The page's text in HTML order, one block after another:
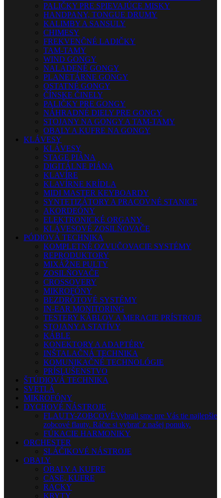
PALIČKY PRE SPIEVAJÚCE MISKY
HANDPANY, TONGUE DRUMY
KALIMBY A SANSULY
CHIMESY
FREKVENČNÉ LADIČKY
TAM-TAMY
WIND GONGY
NALADENÉ GONGY
PLANETÁRNE GONGY
OSTATNÉ GONGY
ČÍNSKE ČINELY
PALIČKY PRE GONGY
NÁHRADNÉ DIELY PRE GONGY
STOJANY NA GONGY A TAM-TAMY
OBALY A KUFRE NA GONGY
KLÁVESY
KLÁVESY
STAGE PIÁNA
DIGITÁLNE PIÁNA
KLAVÍRE
KLAVÍRNE KRÍDLA
MIDI MASTER KEYBOARDY
SYNTETIZÁTORY A PRACOVNÉ STANICE
AKORDEÓNY
ELEKTRONICKÉ ORGANY
KLÁVESOVÉ ZOSILŇOVAČE
PÓDIOVÁ TECHNIKA
KOMPLETNÉ OZVUČOVACIE SYSTÉMY
REPRODUKTORY
MIXÁŽNE PULTY
ZOSILŇOVAČE
CROSSOVERY
MIKROFÓNY
BEZDRÔTOVÉ SYSTÉMY
IN-EAR MONITORING
TESTERY KÁBLOV A MERACIE PRÍSTROJE
STOJANY A STATÍVY
KÁBLE
KONEKTORY A ADAPTÉRY
INŠTALAČNÁ TECHNIKA
KOMUNIKAČNÉ TECHNOLÓGIE
PRÍSLUŠENSTVO
ŠTÚDIOVÁ TECHNIKA
SVETLÁ
MIKROFÓNY
DYCHOVÉ NÁSTROJE
FLAUTY-ZOBCOVÉVybrali sme pre Vás tie najlepšie
zobcové flauty. Ráčte si vybrať z našej ponuky.
FÚKACIE HARMONIKY
ORCHESTER
SLÁČIKOVÉ NÁSTROJE
OBALY
OBALY A KUFRE
CASE, KUFRE
RACKY
KRYTY